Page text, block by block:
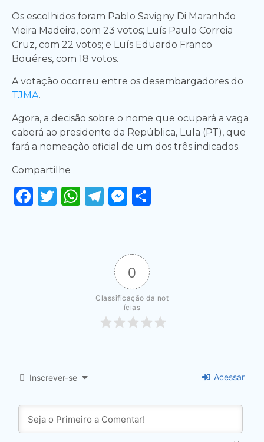
Os escolhidos foram Pablo Savigny Di Maranhão
Vieira Madeira, com 23 votos; Luís Paulo Correia
Cruz, com 22 votos; e Luís Eduardo Franco
Bouéres, com 18 votos.
A votação ocorreu entre os desembargadores do
TJMA.
Agora, a decisão sobre o nome que ocupará a vaga
caberá ao presidente da República, Lula (PT), que
fará a nomeação oficial de um dos três indicados.
Compartilhe
Facebook
Twitter
WhatsApp
Telegram
Messenger
0
Classificação da not
ícias
Inscrever-se Acessar